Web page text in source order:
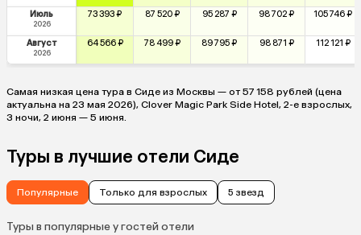
Июль
2026
73 393 ₽ 87 520 ₽ 95 287 ₽ 98 702 ₽ 105 746 ₽
Август
2026
64 566 ₽ 78 499 ₽ 89 795 ₽ 98 871 ₽ 112 121 ₽
Самая низкая цена тура в Сиде из Москвы — от 57 158 рублей (цена
актуальна на 23 мая 2026), Clover Magic Park Side Hotel, 2-е взрослых,
3 ночи, 2 июня — 5 июня.
Туры в лучшие отели Сиде
Популярные Только для взрослых 5 звезд
Туры в популярные у гостей отели